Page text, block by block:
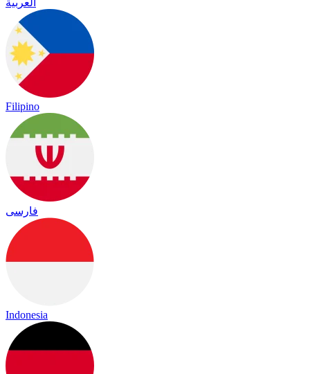
العربية
Filipino
فارسی
Indonesia